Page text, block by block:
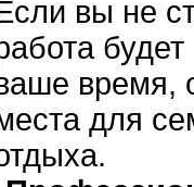
вы не
время,
для